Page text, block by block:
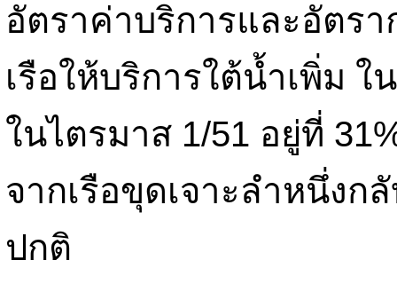
อัตราค่าบริการและอัตรา
เรือให้บริการใต้น้ำเพิ่ม
ในไตรมาส 1/51 อยู่ที่
จากเรือขุดเจาะลำหนึ่งก
ปกติ